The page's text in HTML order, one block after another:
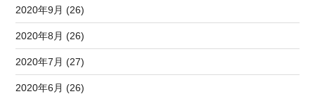
2020年9月 (26)
2020年8月 (26)
2020年7月 (27)
2020年6月 (26)